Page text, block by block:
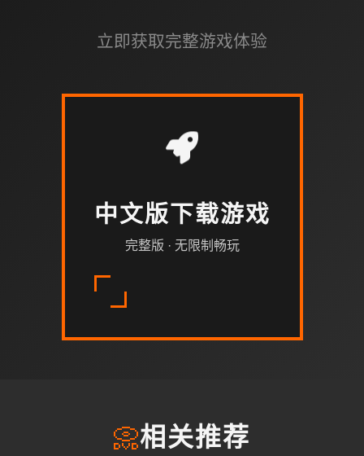
立即获取完整游戏体验
中文版下载游戏
完整版 · 无限制畅玩
📀相关推荐